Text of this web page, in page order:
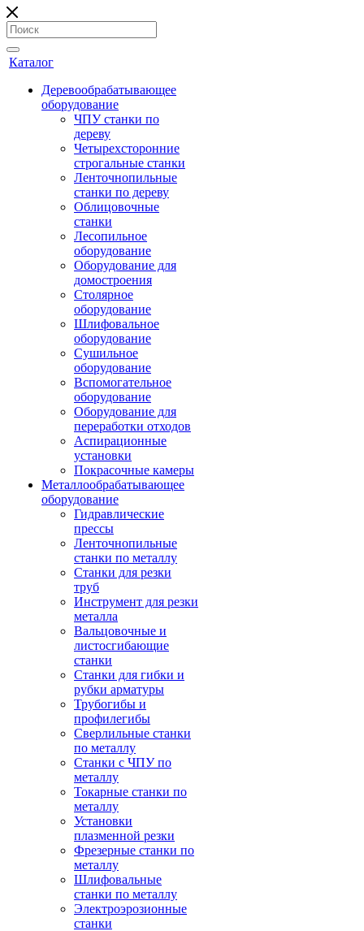
Каталог
Деревообрабатывающее
оборудование
ЧПУ станки по
дереву
Четырехсторонние
строгальные станки
Ленточнопильные
станки по дереву
Облицовочные
станки
Лесопильное
оборудование
Оборудование для
домостроения
Столярное
оборудование
Шлифовальное
оборудование
Сушильное
оборудование
Вспомогательное
оборудование
Оборудование для
переработки отходов
Аспирационные
установки
Покрасочные камеры
Металлообрабатывающее
оборудование
Гидравлические
прессы
Ленточнопильные
станки по металлу
Станки для резки
труб
Инструмент для резки
металла
Вальцовочные и
листосгибающие
станки
Станки для гибки и
рубки арматуры
Трубогибы и
профилегибы
Сверлильные станки
по металлу
Станки с ЧПУ по
металлу
Токарные станки по
металлу
Установки
плазменной резки
Фрезерные станки по
металлу
Шлифовальные
станки по металлу
Электроэрозионные
станки